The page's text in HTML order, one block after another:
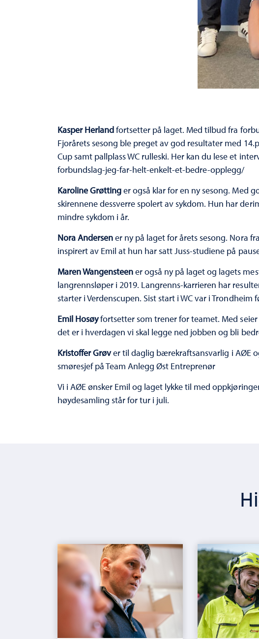
Kasper Herlandfortsetter på laget. Med tilbud fra
Fjorårets sesong ble preget av god resultater med
Cup samt pallplass WC rulleski. Her kan du lese et
forbundslag-jeg-far-helt-enkelt-et-bedre-opplegg/
Karoline Grøttinger også klar for en ny sesong. Med
skirennene dessverre spolert av sykdom. Hun har
mindre sykdom i år.
Nora Andersener ny på laget for årets sesong. Nora
inspirert av Emil at hun har satt Juss-studiene på
Maren Wangensteener også ny på laget og lagets
langrennsløper i 2019. Langrenns-karrieren har
starter i Verdenscupen. Sist start i WC var i Trondheim
Emil Hosøyfortsetter som trener for teamet. Med seier
det er i hverdagen vi skal legge ned jobben og bli
Kristoffer Grøver til daglig bærekraftsansvarlig i AØE
smøresjef på Team Anlegg Øst Entreprenør
Vi i AØE ønsker Emil og laget lykke til med
høydesamling står for tur i juli.